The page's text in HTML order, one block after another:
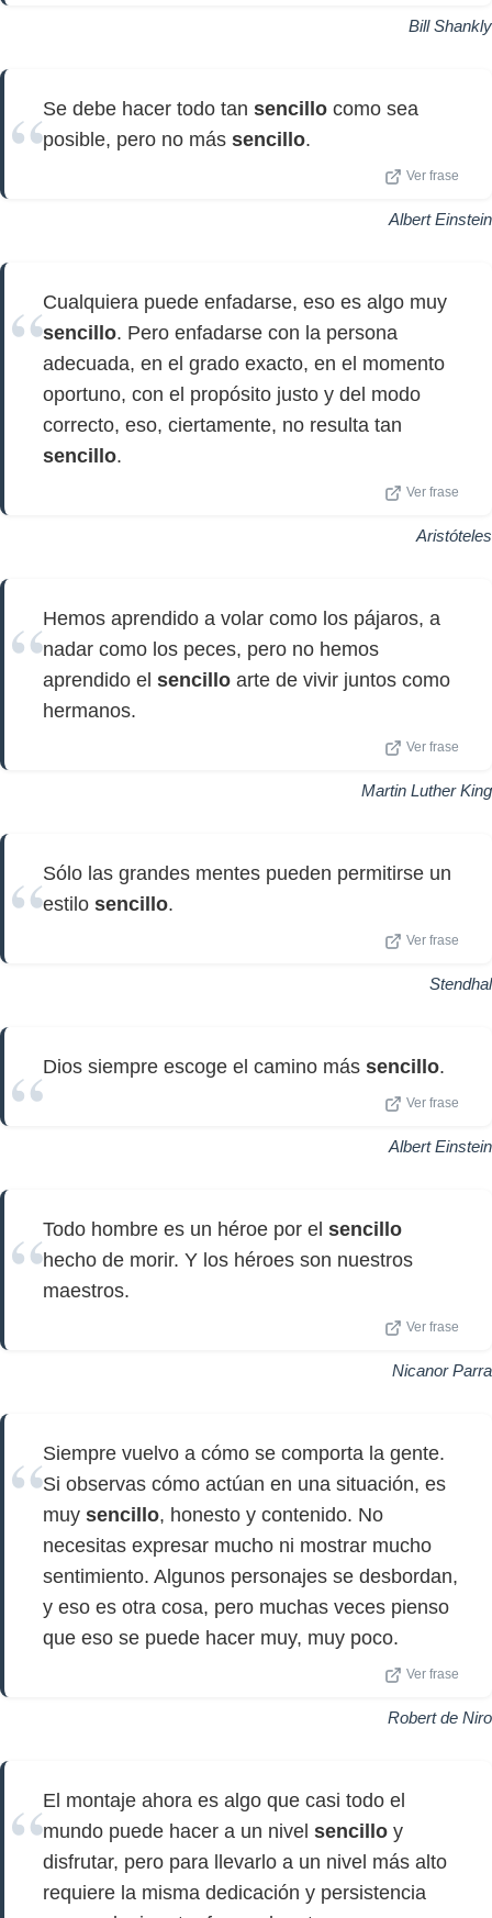
Bill Shankly
Se debe hacer todo tan sencillo como sea
posible, pero no más sencillo.
Ver frase
Albert Einstein
Cualquiera puede enfadarse, eso es algo muy
sencillo. Pero enfadarse con la persona
adecuada, en el grado exacto, en el momento
oportuno, con el propósito justo y del modo
correcto, eso, ciertamente, no resulta tan
sencillo.
Ver frase
Aristóteles
Hemos aprendido a volar como los pájaros, a
nadar como los peces, pero no hemos
aprendido el sencillo arte de vivir juntos como
hermanos.
Ver frase
Martin Luther King
Sólo las grandes mentes pueden permitirse un
estilo sencillo.
Ver frase
Stendhal
Dios siempre escoge el camino más sencillo.
Ver frase
Albert Einstein
Todo hombre es un héroe por el sencillo
hecho de morir. Y los héroes son nuestros
maestros.
Ver frase
Nicanor Parra
Siempre vuelvo a cómo se comporta la gente.
Si observas cómo actúan en una situación, es
muy sencillo, honesto y contenido. No
necesitas expresar mucho ni mostrar mucho
sentimiento. Algunos personajes se desbordan,
y eso es otra cosa, pero muchas veces pienso
que eso se puede hacer muy, muy poco.
Ver frase
Robert de Niro
El montaje ahora es algo que casi todo el
mundo puede hacer a un nivel sencillo y
disfrutar, pero para llevarlo a un nivel más alto
requiere la misma dedicación y persistencia